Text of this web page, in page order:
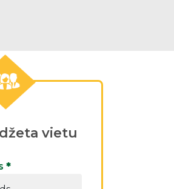
vietu
*